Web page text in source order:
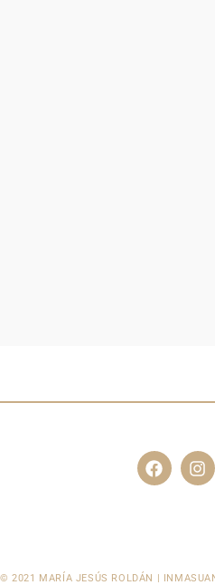
© 2021 MARÍA JESÚS ROLDÁN |